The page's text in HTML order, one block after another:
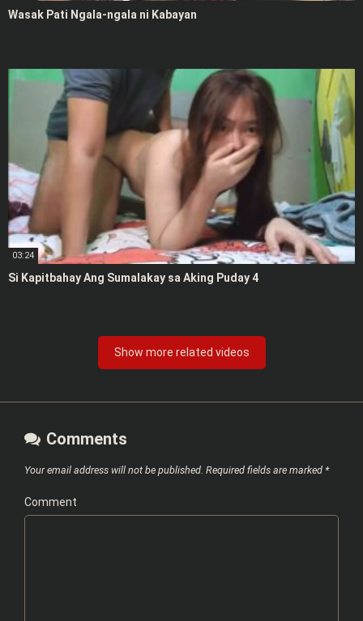
Wasak Pati Ngala-ngala ni Kabayan
03:24
Si Kapitbahay Ang Sumalakay sa Aking Puday 4
Show more related videos
Comments
Your email address will not be published. Required fields are marked *
Comment